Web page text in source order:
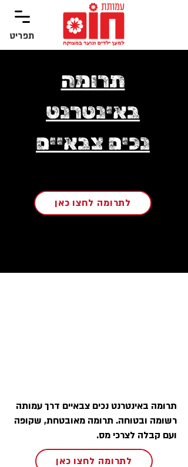
תפריט
תרומה
באינטרנט
נכים צבאיים
לתרומה לחצו כאן
תרומה באינטרנט נכים צבאיים דרך עמותה
רשומה ובטוחה. תרומה מאובטחת, שקופה
ועם קבלה לצרכי מס.
לתרומה לחצו כאן